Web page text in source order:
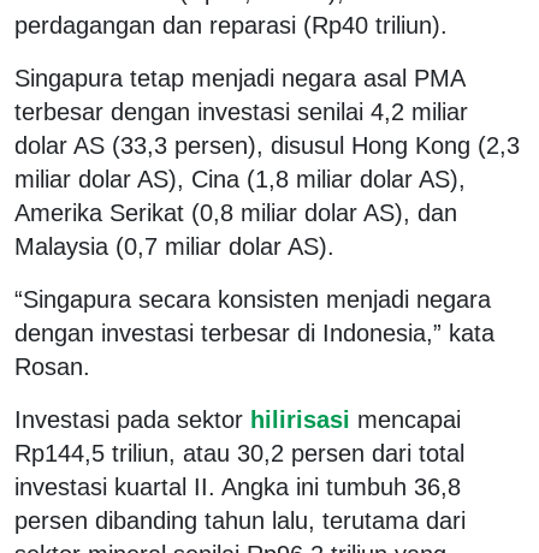
perdagangan dan reparasi (Rp40 triliun).
Singapura tetap menjadi negara asal PMA
terbesar dengan investasi senilai 4,2 miliar
dolar AS (33,3 persen), disusul Hong Kong (2,3
miliar dolar AS), Cina (1,8 miliar dolar AS),
Amerika Serikat (0,8 miliar dolar AS), dan
Malaysia (0,7 miliar dolar AS).
“Singapura secara konsisten menjadi negara
dengan investasi terbesar di Indonesia,” kata
Rosan.
Investasi pada sektor hilirisasi mencapai
Rp144,5 triliun, atau 30,2 persen dari total
investasi kuartal II. Angka ini tumbuh 36,8
persen dibanding tahun lalu, terutama dari